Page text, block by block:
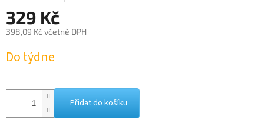
329 Kč
398,09 Kč včetně DPH
cena:
Do týdne
Přidat do košíku